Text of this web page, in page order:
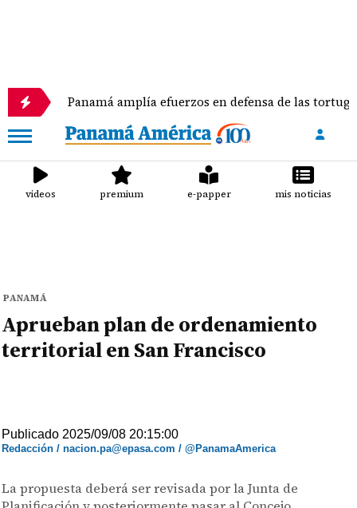
Panamá amplía efuerzos en defensa de las tortugas marinas
videos premium e-papper mis noticias
PANAMÁ
Aprueban plan de ordenamiento
territorial en San Francisco
Publicado 2025/09/08 20:15:00
Redacción / nacion.pa@epasa.com / @PanamaAmerica
La propuesta deberá ser revisada por la Junta de